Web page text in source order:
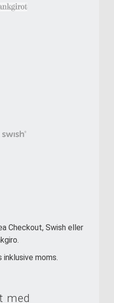
Checkout, Swish eller
inklusive moms.
med